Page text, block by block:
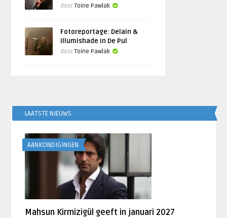
doorToine Pawlak
Fotoreportage: Delain &
Illumishade in De Pul
doorToine Pawlak
LAATSTE NIEUWS
AANKONDIGINGEN
Mahsun Kirmizigül geeft in januari 2027